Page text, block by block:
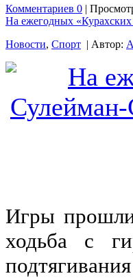
Комментариев 0 |
На ежегодных «Курахских
Новости, Спорт | Автор:
Игры
ходьба с